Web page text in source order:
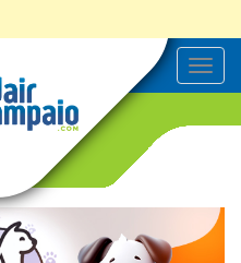
T
o
v
g